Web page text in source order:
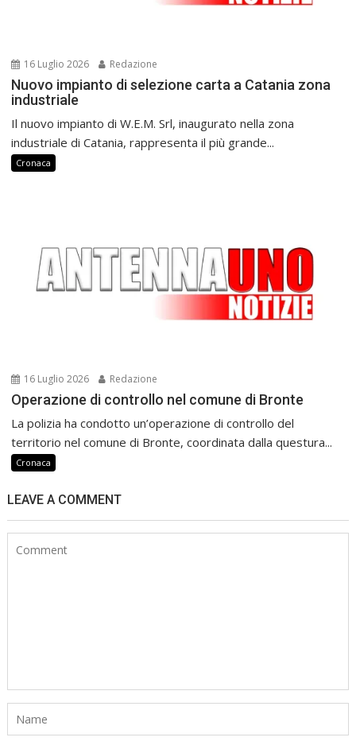
16 Luglio 2026 Redazione
Nuovo impianto di selezione carta a Catania zona
industriale
Il nuovo impianto di W.E.M. Srl, inaugurato nella zona
industriale di Catania, rappresenta il più grande...
Cronaca
16 Luglio 2026 Redazione
Operazione di controllo nel comune di Bronte
La polizia ha condotto un’operazione di controllo del
territorio nel comune di Bronte, coordinata dalla questura...
Cronaca
LEAVE A COMMENT